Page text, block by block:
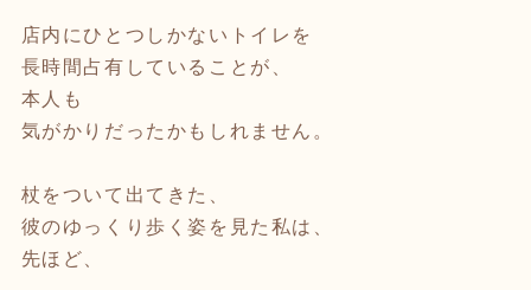
店内にひとつしかないトイレを
長時間占有していることが、
本人も
気がかりだったかもしれません。
杖をついて出てきた、
彼のゆっくり歩く姿を見た私は、
先ほど、